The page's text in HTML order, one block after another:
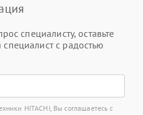
специалисту, оставьте
с радостью
HITACHI, Вы соглашаетесь с